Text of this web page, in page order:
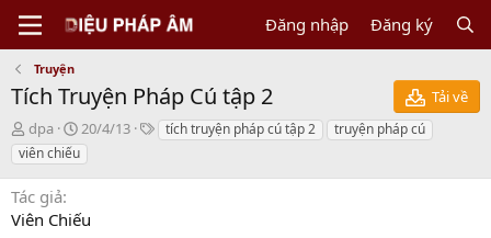
Đăng nhập Đăng ký
Truyện
Tích Truyện Pháp Cú tập 2
Tải về
N
g
ư
i
g
dpa
C
r
e
i
20/4/13
T tích truyện pháp cú tập 2
truyện pháp cú
viên chiếu
Tác giả
Viên Chiếu